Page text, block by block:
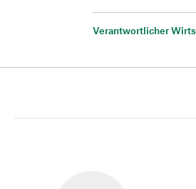
Verantwortlicher